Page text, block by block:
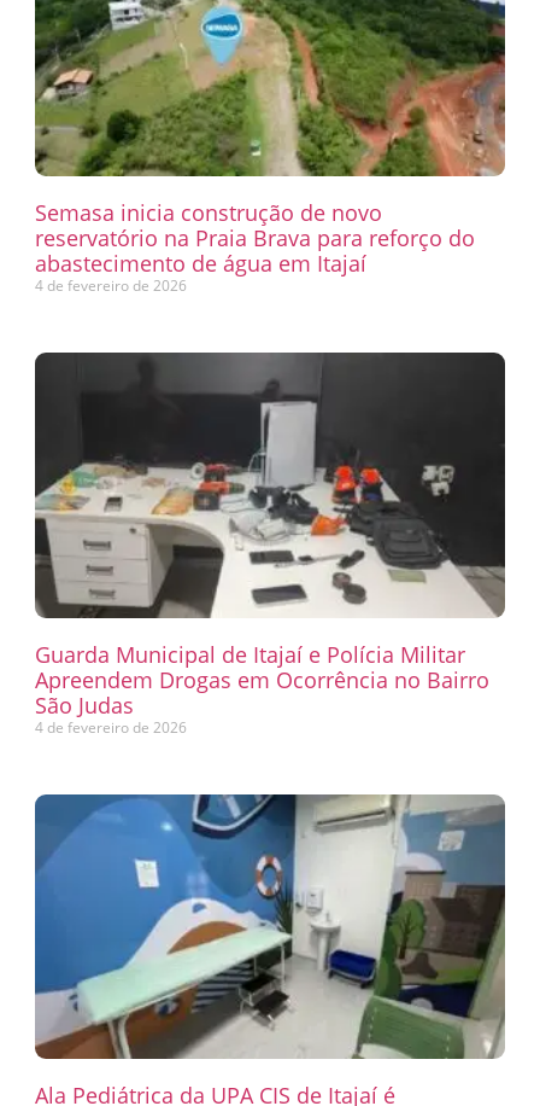
Semasa inicia construção de novo
reservatório na Praia Brava para reforço do
abastecimento de água em Itajaí
4 de fevereiro de 2026
Guarda Municipal de Itajaí e Polícia Militar
Apreendem Drogas em Ocorrência no Bairro
São Judas
4 de fevereiro de 2026
Ala Pediátrica da UPA CIS de Itajaí é